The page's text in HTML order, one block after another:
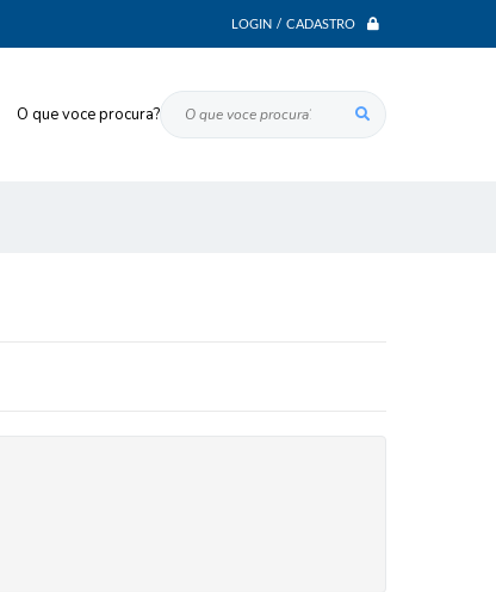
LOGIN / CADASTRO
O que voce procura?